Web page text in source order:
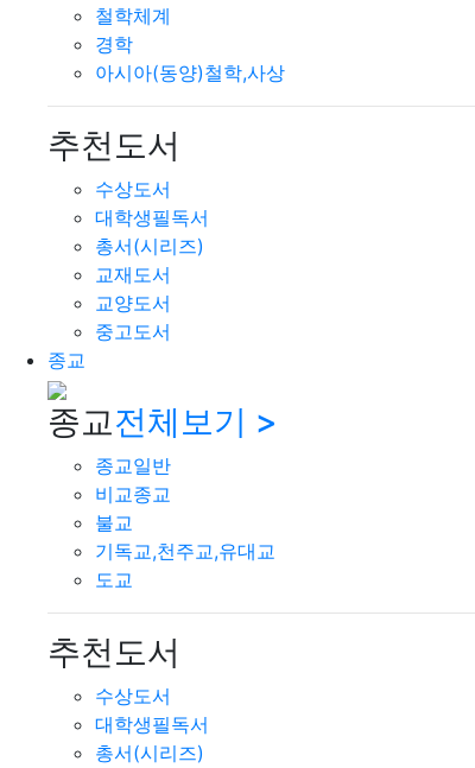
철학체계
경학
아시아(동양)철학,사상
추천도서
수상도서
대학생필독서
총서(시리즈)
교재도서
교양도서
중고도서
종교
종교전체보기 >
종교일반
비교종교
불교
기독교,천주교,유대교
도교
추천도서
수상도서
대학생필독서
총서(시리즈)